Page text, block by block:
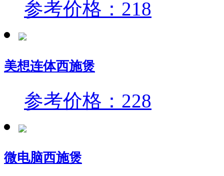
参考价格：218
美想连体西施煲
参考价格：228
微电脑西施煲